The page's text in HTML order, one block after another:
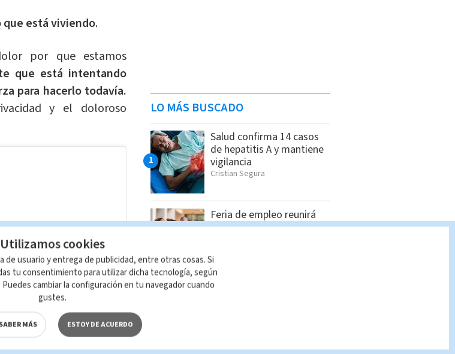
está viviendo.
por que estamos
que está intentando
para hacerlo todavía.
y el doloroso
LO MÁS BUSCADO
Salud confirma 14 casos
de hepatitis A y mantiene
vigilancia
Cristian Segura
Feria de empleo reunirá
más de 1.000 vacantes en
Sospechosos de
Utilizamos cookies
de usuario y entrega de publicidad, entre otras cosas. Si
tu consentimiento para utilizar dicha tecnología, según
. Puedes cambiar la configuración en tu navegador cuando
gustes.
MÁS ESTOY DE ACUERDO